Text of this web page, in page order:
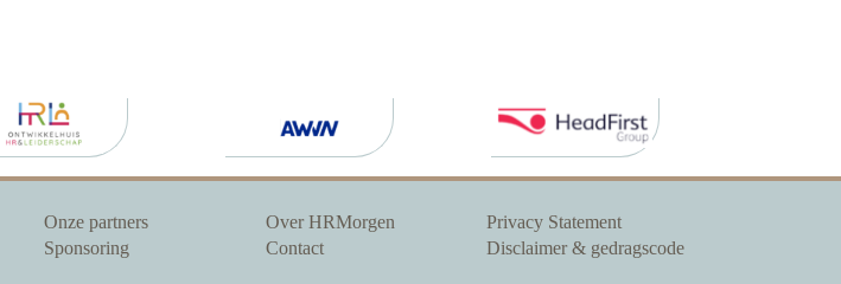
Onze partners
Sponsoring
Over HRMorgen
Contact
Privacy Statement
Disclaimer & gedragscode